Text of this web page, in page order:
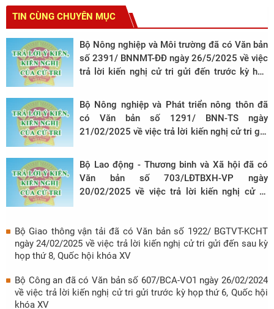
TIN CÙNG CHUYÊN MỤC
Bộ Nông nghiệp và Môi trường đã có Văn bản
số 2391/ BNNMT-ĐĐ ngày 26/5/2025 về việc
trả lời kiến nghị cử tri gửi đến trước kỳ họp
Bộ Nông nghiệp và Phát triển nông thôn đã
có Văn bản số 1291/ BNN-TS ngày
21/02/2025 về việc trả lời kiến nghị cử tri gửi
Bộ Lao động - Thương binh và Xã hội đã có
Văn bản số 703/LĐTBXH-VP ngày
20/02/2025 về việc trả lời kiến nghị cử tri
Bộ Giao thông vận tải đã có Văn bản số 1922/ BGTVT-KCHT
ngày 24/02/2025 về việc trả lời kiến nghị cử tri gửi đến sau kỳ
họp thứ 8, Quốc hội khóa XV
Bộ Công an đã có Văn bản số 607/BCA-VO1 ngày 26/02/2024
về việc trả lời kiến nghị cử tri gửi trước kỳ họp thứ 6, Quốc hội
khóa XV